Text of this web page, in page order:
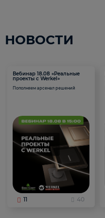
НОВОСТИ
Вебинар 18.08 «Реальные
проекты с Werkel»
Пополняем арсенал решений
11 40